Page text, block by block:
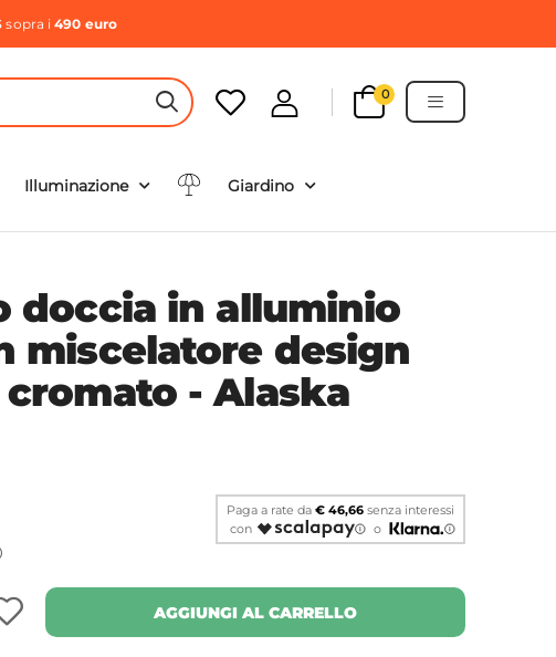
sopra i490 euro
HEADER SEARCH BUTTON
0
Illuminazione Giardino
doccia in alluminio
miscelatore design
- Alaska
Paga a rate da€ 46,66 senza interessi
con
o
AGGIUNGI AL CARRELLO